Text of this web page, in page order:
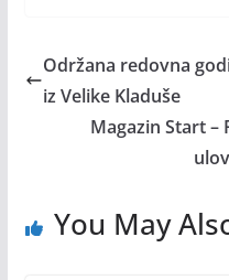
Održana redovna
iz Velike Kladuše
Magazin Start –
You May